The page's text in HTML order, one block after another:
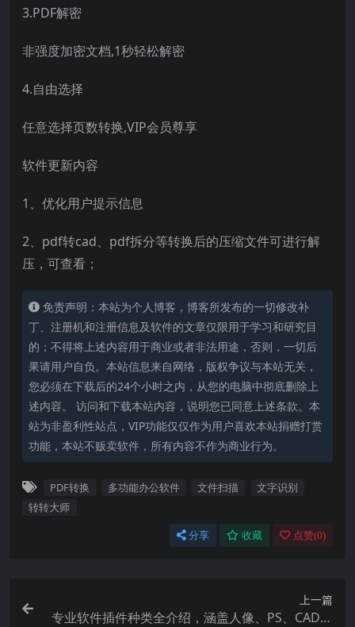
3.PDF解密
非强度加密文档,1秒轻松解密
4.自由选择
任意选择页数转换,VIP会员尊享
软件更新内容
1、优化用户提示信息
2、pdf转cad、pdf拆分等转换后的压缩文件可进行解
压，可查看；
免责声明：本站为个人博客，博客所发布的一切修改补
丁、注册机和注册信息及软件的文章仅限用于学习和研究目
的；不得将上述内容用于商业或者非法用途，否则，一切后
果请用户自负。本站信息来自网络，版权争议与本站无关，
您必须在下载后的24个小时之内，从您的电脑中彻底删除上
述内容。 访问和下载本站内容，说明您已同意上述条款。本
站为非盈利性站点，VIP功能仅仅作为用户喜欢本站捐赠打赏
功能，本站不贩卖软件，所有内容不作为商业行为。
PDF转换 多功能办公软件 文件扫描
文字识别
转转大师
分享 收藏 点赞(0)
上一篇
专业软件插件种类全介绍，涵盖人像、PS、CAD等